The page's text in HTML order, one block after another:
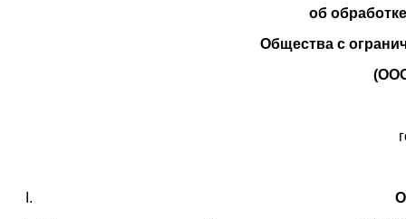
об
Общества с